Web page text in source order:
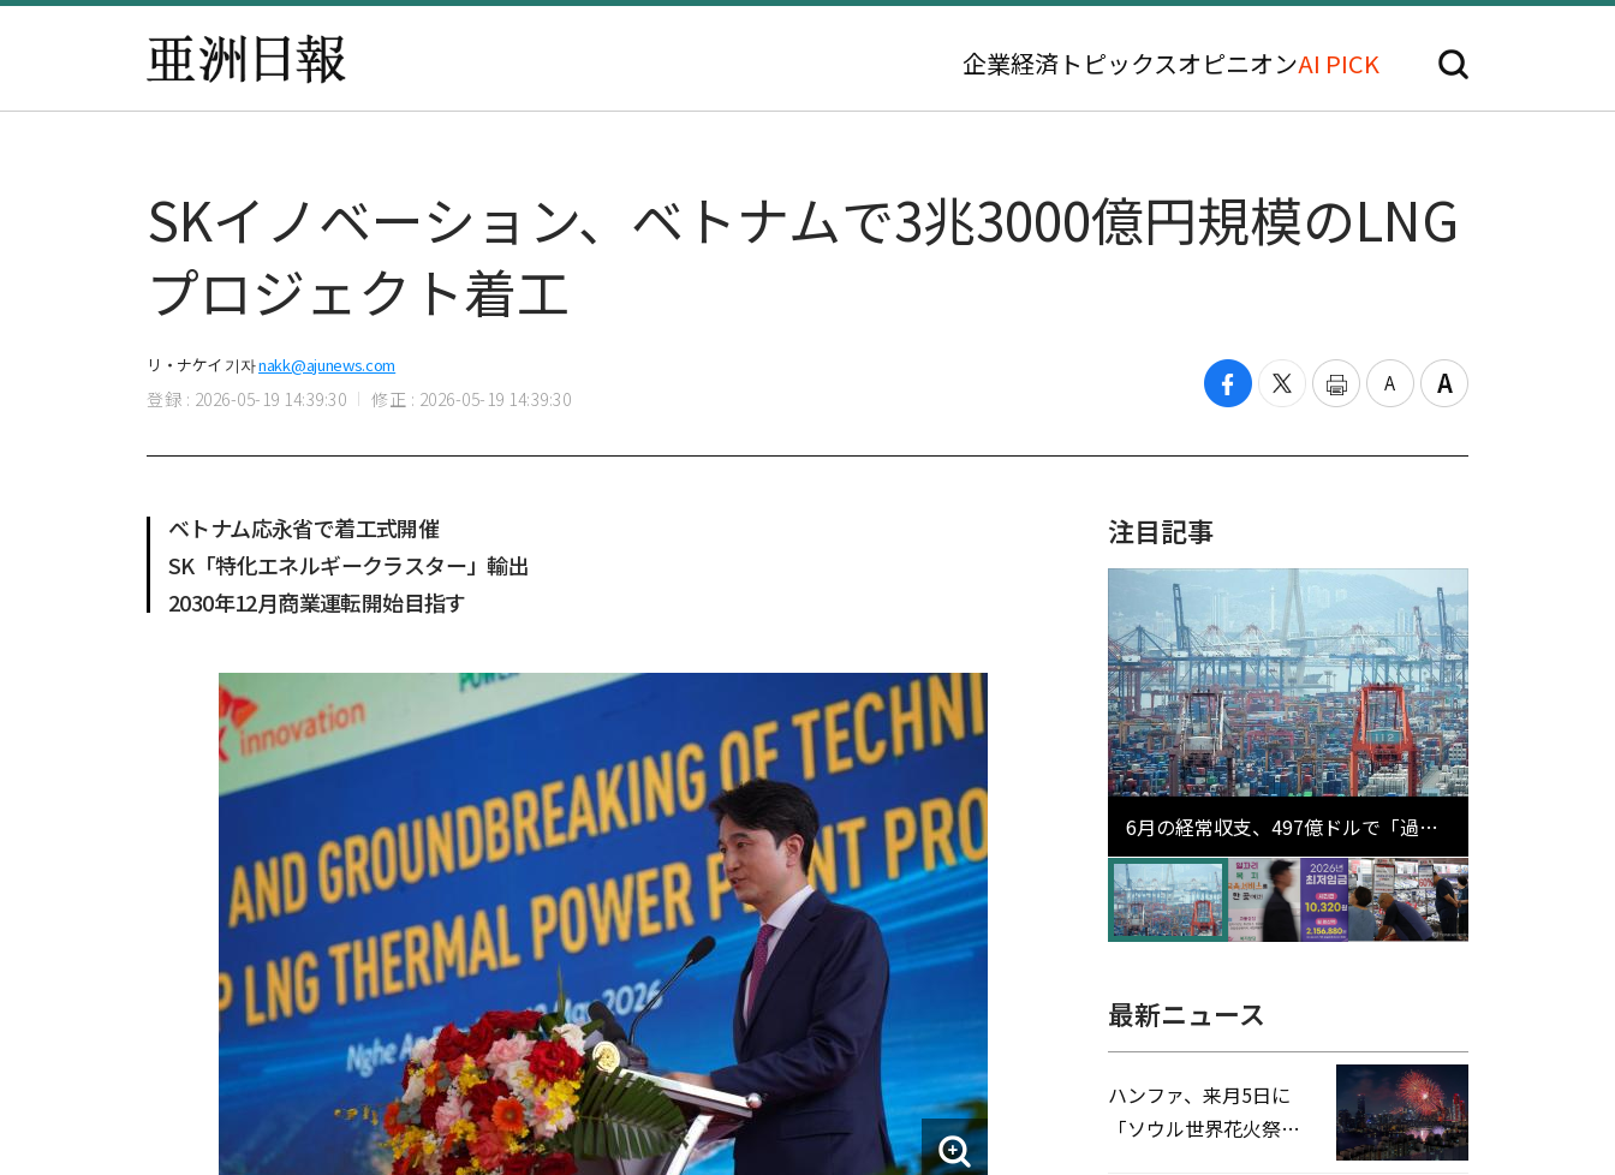
企業経済 トピックスオピニオンAI PICK
SKイノベーション、ベトナムで3兆3000億円規模のLNG
プロジェクト着工
リ・ナケイ 기자nakk@ajunews.com
登録 : 2026-05-19 14:39:30 修正 : 2026-05-19 14:39:30
ベトナム応永省で着工式開催
SK「特化エネルギークラスター」輸出
2030年12月商業運転開始目指す
注目記事
6月の経常収支、497億ドルで「過去
最大」…輸出が初の1000億ドル突破
最新ニュース
ハンファ、来月5日に
「ソウル世界花火祭り